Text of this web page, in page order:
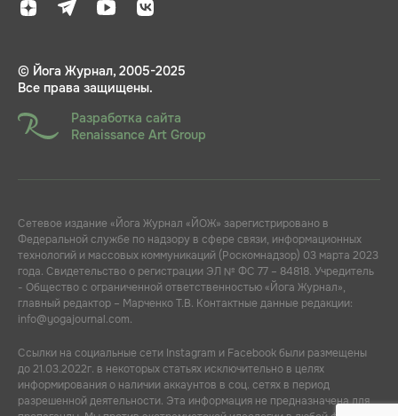
© Йога Журнал, 2005-2025
Все права защищены.
Разработка сайта
Renaissance Art Group
Сетевое издание «Йога Журнал «ЙОЖ» зарегистрировано в
Федеральной службе по надзору в сфере связи, информационных
технологий и массовых коммуникаций (Роскомнадзор) 03 марта 2023
года. Свидетельство о регистрации ЭЛ № ФС 77 – 84818. Учредитель
- Общество с ограниченной ответственностью «Йога Журнал»,
главный редактор – Марченко Т.В. Контактные данные редакции:
info@yogajournal.com.
Ссылки на социальные сети Instagram и Facebook были размещены
до 21.03.2022г. в некоторых статьях исключительно в целях
информирования о наличии аккаунтов в соц. сетях в период
разрешенной деятельности. Эта информация не предназначена для